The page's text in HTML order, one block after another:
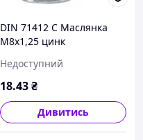
DIN 71412 C Маслянка
М8х1,25 цинк
Недоступний
18.43₴
Дивитись